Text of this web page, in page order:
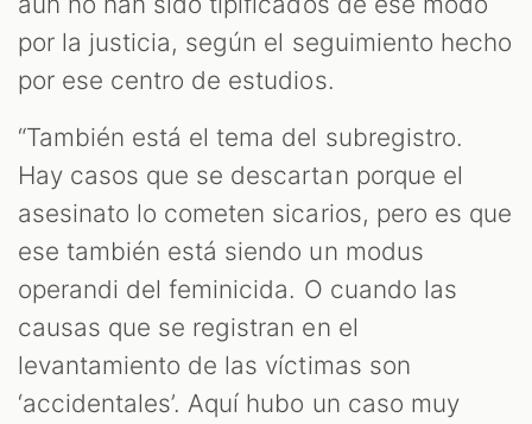
por la justicia, según el seguimiento hecho
por ese centro de estudios.
“También está el tema del subregistro.
Hay casos que se descartan porque el
asesinato lo cometen sicarios, pero es que
ese también está siendo un modus
operandi del feminicida. O cuando las
causas que se registran en el
levantamiento de las víctimas son
‘accidentales’. Aquí hubo un caso muy